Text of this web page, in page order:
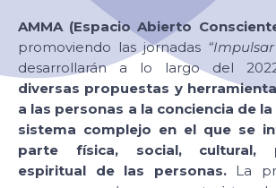
AMMA (Espacio Abierto
promoviendo las jornadas
desarrollarán a lo largo del
diversas propuestas y
a las personas a la conciencia de
sistema complejo en el que se
parte física, social, cultural,
espiritual de las personas.La